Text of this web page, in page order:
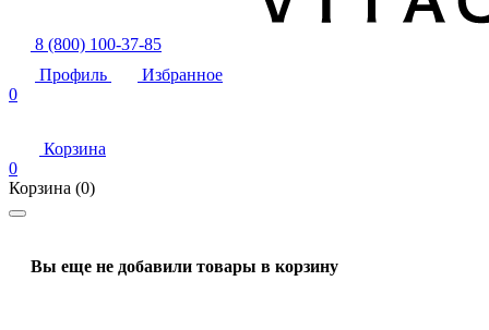
8 (800) 100-37-85
Профиль
Избранное
0
Корзина
0
Корзина (0)
Вы еще не добавили товары в корзину